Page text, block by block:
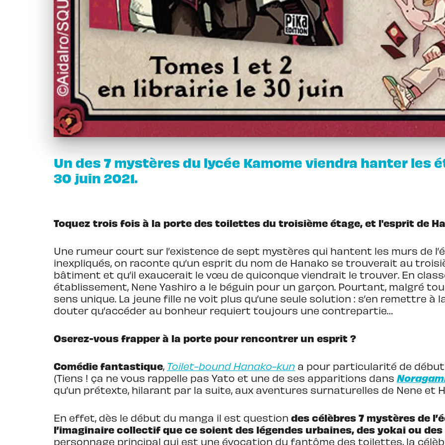
Un des 7 mystères du lycée Kamome viendra hanter les
30 juin 2021.
Toquez trois fois à la porte des toilettes du troisième étage, et l'esprit de
Une rumeur court sur l’existence de sept mystères qui hantent les murs de
inexpliqués, on raconte qu’un esprit du nom de Hanako se trouverait au
bâtiment et qu’il exaucerait le vœu de quiconque viendrait le trouver. En
établissement, Nene Yashiro a le béguin pour un garçon. Pourtant, malgré
sens unique. La jeune fille ne voit plus qu’une seule solution : s’en remettre à
douter qu’accéder au bonheur requiert toujours une contrepartie…
Oserez-vous frapper à la porte pour rencontrer un esprit ?
Comédie fantastique, Toilet-bound Hanako-kun a pour particularité de
(Tiens ! ça ne vous rappelle pas Yato et une de ses apparitions dans
qu’un prétexte, hilarant par la suite, aux aventures surnaturelles de Nene et
En effet, dès le début du manga il est question des célèbres 7 mystères de
l’imaginaire collectif que ce soient des légendes urbaines, des yokai ou
personnage principal qui est une évocation du fantôme des toilettes, la